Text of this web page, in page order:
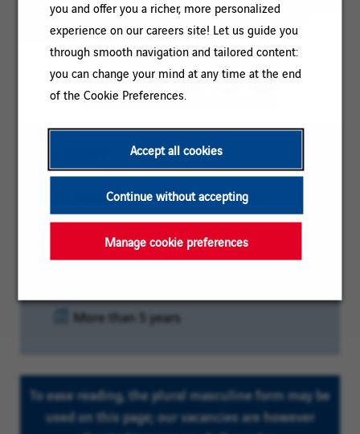
you and offer you a richer, more personalized
experience on our careers site! Let us guide you
through smooth navigation and tailored content:
you can change your mind at any time at the end
of the Cookie Preferences.
Accept all cookies
Continue without accepting
Manage cookie preferences
Category:OPERATIONS / MAINTENANCE
Reference:
2026-127226
Client
Location:
La Defense, Île-de-France Region, France
type:
Experience
More than 5 years
To ease reading, the plural masculine form may be
used on this page; our vacancies are however
performance, caring for the planet, useful to people and
committed to local communities.
SHARE